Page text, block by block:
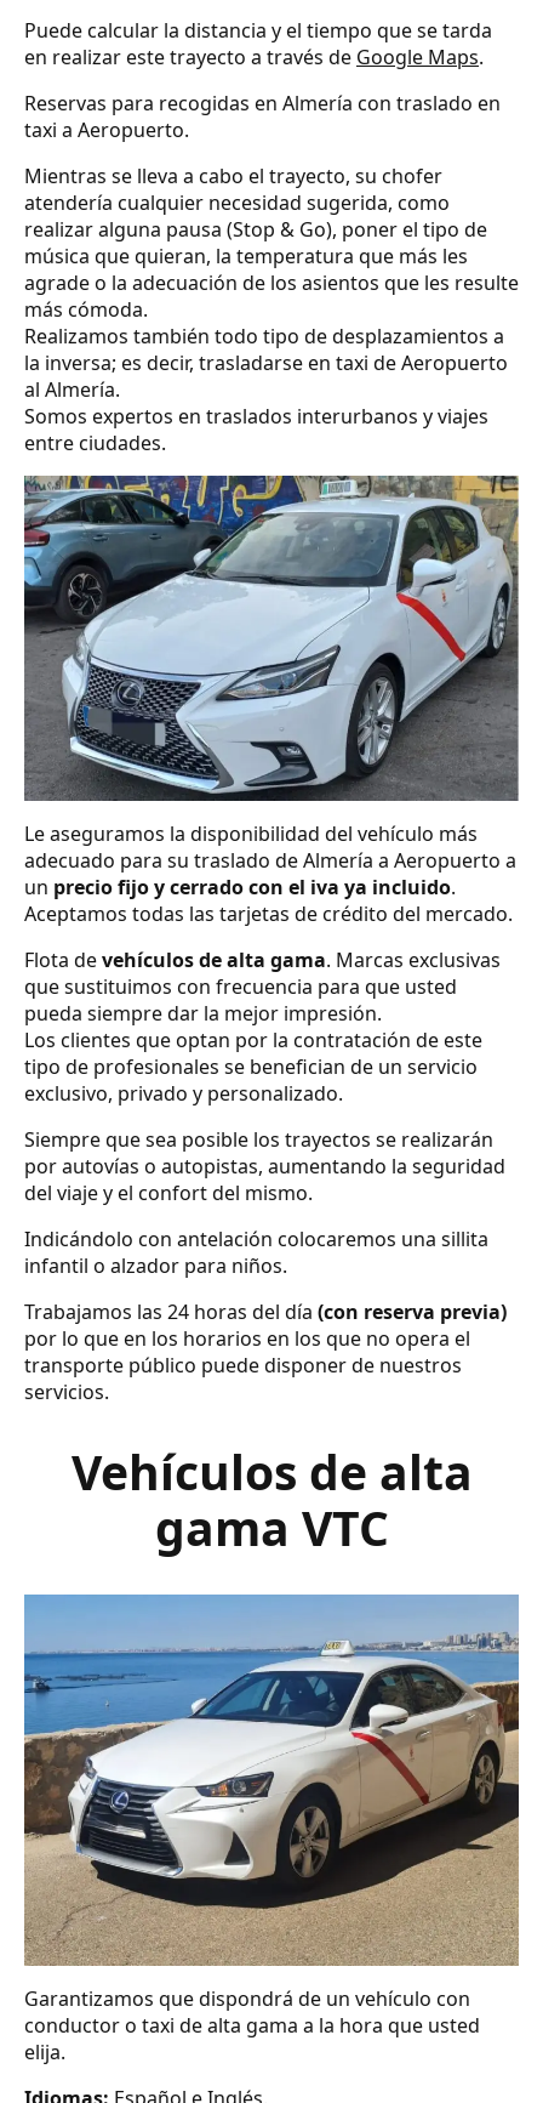
Puede calcular la distancia y el tiempo que se tarda
en realizar este trayecto a través de Google Maps.
Reservas para recogidas en Almería con traslado en
taxi a Aeropuerto.
Mientras se lleva a cabo el trayecto, su chofer
atendería cualquier necesidad sugerida, como
realizar alguna pausa (Stop & Go), poner el tipo de
música que quieran, la temperatura que más les
agrade o la adecuación de los asientos que les resulte
más cómoda.
Realizamos también todo tipo de desplazamientos a
la inversa; es decir, trasladarse en taxi de Aeropuerto
al Almería.
Somos expertos en traslados interurbanos y viajes
entre ciudades.
Le aseguramos la disponibilidad del vehículo más
adecuado para su traslado de Almería a Aeropuerto a
un precio fijo y cerrado con el iva ya incluido.
Aceptamos todas las tarjetas de crédito del mercado.
Flota devehículos de alta gama. Marcas exclusivas
que sustituimos con frecuencia para que usted
pueda siempre dar la mejor impresión.
Los clientes que optan por la contratación de este
tipo de profesionales se benefician de un servicio
exclusivo, privado y personalizado.
Siempre que sea posible los trayectos se realizarán
por autovías o autopistas, aumentando la seguridad
del viaje y el confort del mismo.
Indicándolo con antelación colocaremos una sillita
infantil o alzador para niños.
Trabajamos las 24 horas del día (con reserva previa)
por lo que en los horarios en los que no opera el
transporte público puede disponer de nuestros
servicios.
Vehículos de alta
gama VTC
Garantizamos que dispondrá de un vehículo con
conductor o taxi de alta gama a la hora que usted
elija.